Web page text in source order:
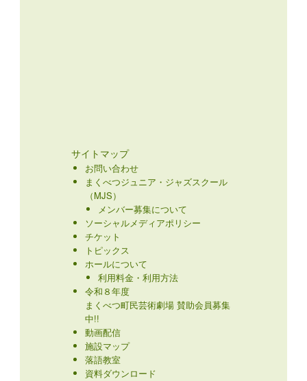
サイトマップ
お問い合わせ
まくべつジュニア・ジャズスクール
（MJS）
メンバー募集について
ソーシャルメディアポリシー
チケット
トピックス
ホールについて
利用料金・利用方法
令和８年度
まくべつ町民芸術劇場 賛助会員募集
中!!
動画配信
施設マップ
落語教室
資料ダウンロード